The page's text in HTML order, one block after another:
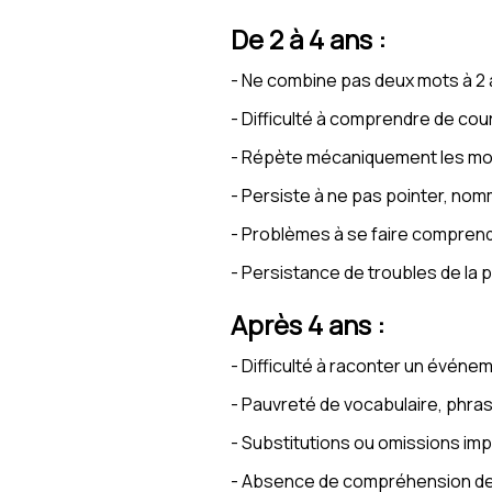
De 2 à 4 ans :
- Ne combine pas deux mots à
- Difficulté à comprendre de
- Répète mécaniquement les
- Persiste à ne pas pointer,
- Problèmes à se faire
- Persistance de troubles de la
Après 4 ans :
- Difficulté à raconter un
- Pauvreté de vocabulaire,
- Substitutions ou omissions
- Absence de compréhension